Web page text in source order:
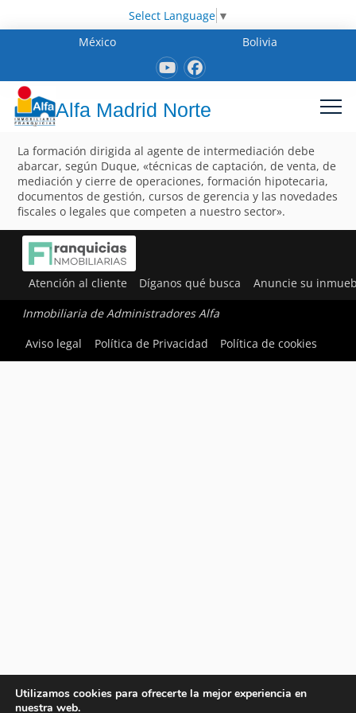
Select Language ▼
México
Bolivia
Alfa Madrid Norte
La formación dirigida al agente de intermediación debe
abarcar, según Duque, «técnicas de captación, de venta, de
mediación y cierre de operaciones, formación hipotecaria,
documentos de gestión, cursos de gerencia y las novedades
fiscales o legales que competen a nuestro sector».
Atención al cliente Díganos qué busca Anuncie su
Inmobiliaria de Administradores Alfa
Aviso legal
Política de Privacidad Política de cookies
Utilizamos cookies para ofrecerte la mejor experiencia en
nuestra web.